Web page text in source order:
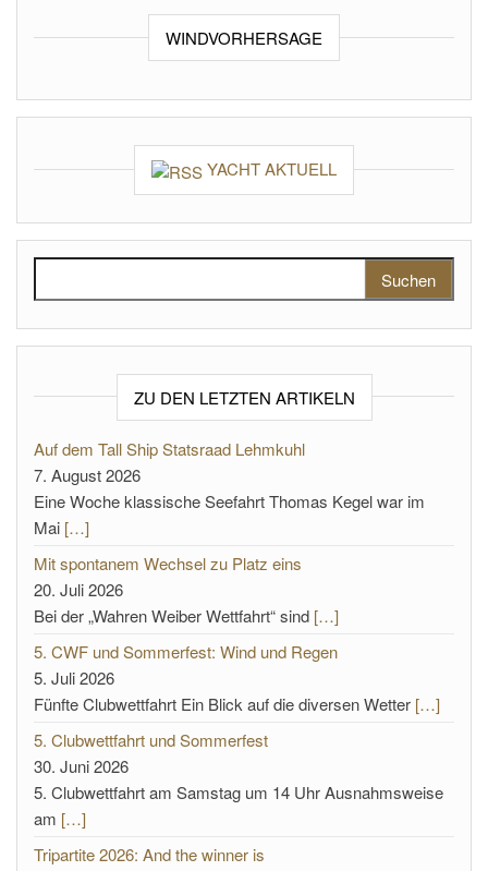
WINDVORHERSAGE
YACHT AKTUELL
ZU DEN LETZTEN ARTIKELN
Auf dem Tall Ship Statsraad Lehmkuhl
7. August 2026
Eine Woche klassische Seefahrt Thomas Kegel war im
Mai […]
Mit spontanem Wechsel zu Platz eins
20. Juli 2026
Bei der „Wahren Weiber Wettfahrt“ sind […]
5. CWF und Sommerfest: Wind und Regen
5. Juli 2026
Fünfte Clubwettfahrt Ein Blick auf die diversen Wetter […]
5. Clubwettfahrt und Sommerfest
30. Juni 2026
5. Clubwettfahrt am Samstag um 14 Uhr Ausnahmsweise
am […]
Tripartite 2026: And the winner is